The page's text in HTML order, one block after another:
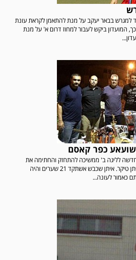
למגרש בבאר יעקב על מנת להתאמן לקראת עונת
המועדון ביקש לעבור למחוז דרום א' על מנת
כפר קאסם
לליגה ב' ממשיכה להתחזק והחתימה את
חלוצה המצטיין מאשתקד איתן טיקר. איתן שכבש אשתקד 21 שערים והיה
כאמור לעונה...